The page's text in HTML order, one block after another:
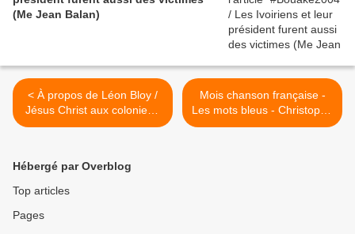
(Me Jean Balan)
< À propos de Léon Bloy /
Jésus Christ aux colonies -
lu par Protche
Mois chanson française -
Les mots bleus - Christophe
>
Hébergé par Overblog
Top articles
Pages